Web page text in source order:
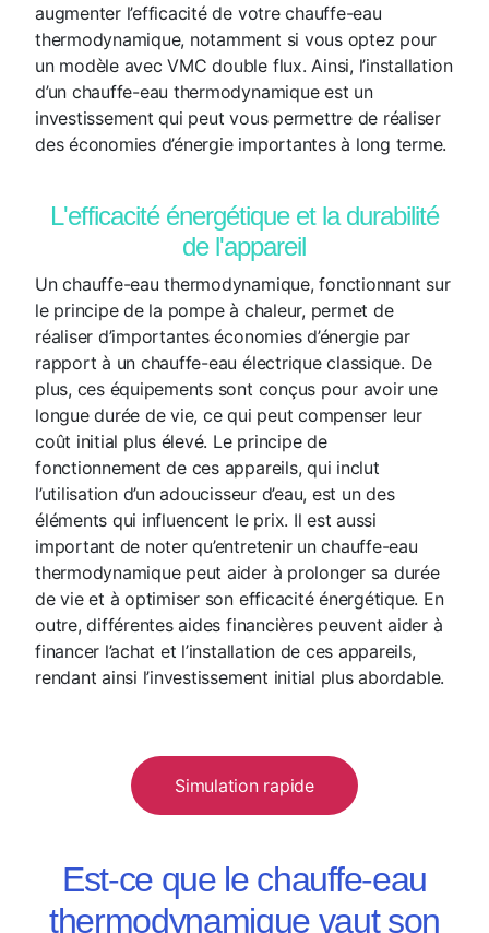
augmenter l’efficacité de votre chauffe-eau
thermodynamique, notamment si vous optez pour
un modèle avec VMC double flux. Ainsi, l’installation
d’un chauffe-eau thermodynamique est un
investissement qui peut vous permettre de réaliser
des économies d’énergie importantes à long terme.
L'efficacité énergétique et la durabilité
de l'appareil
Un chauffe-eau thermodynamique, fonctionnant sur
le principe de la pompe à chaleur, permet de
réaliser d’importantes économies d’énergie par
rapport à un chauffe-eau électrique classique. De
plus, ces équipements sont conçus pour avoir une
longue durée de vie, ce qui peut compenser leur
coût initial plus élevé. Le principe de
fonctionnement de ces appareils, qui inclut
l’utilisation d’un adoucisseur d’eau, est un des
éléments qui influencent le prix. Il est aussi
important de noter qu’entretenir un chauffe-eau
thermodynamique peut aider à prolonger sa durée
de vie et à optimiser son efficacité énergétique. En
outre, différentes aides financières peuvent aider à
financer l’achat et l’installation de ces appareils,
rendant ainsi l’investissement initial plus abordable.
Simulation rapide
Est-ce que le chauffe-eau
thermodynamique vaut son